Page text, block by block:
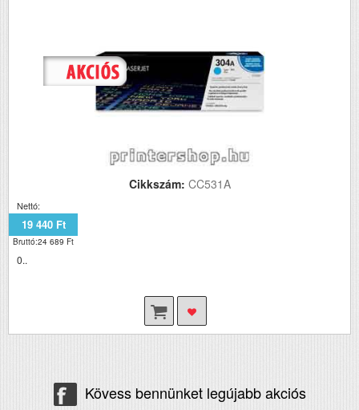
Cikkszám: CC531A
Nettó:
19 440 Ft
Bruttó:24 689 Ft
0..
Kövess bennünket legújabb akciós